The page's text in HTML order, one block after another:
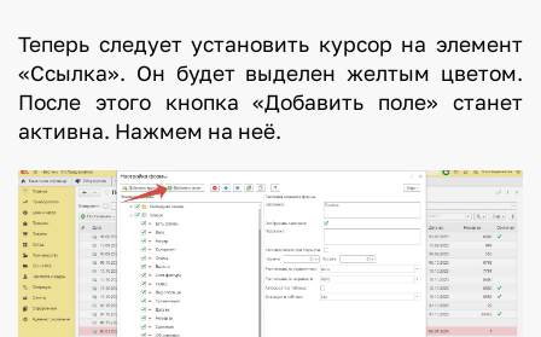
Теперь следует установить курсор на элемент
«Ссылка». Он будет выделен желтым цветом.
После этого кнопка «Добавить поле» станет
активна. Нажмем на неё.